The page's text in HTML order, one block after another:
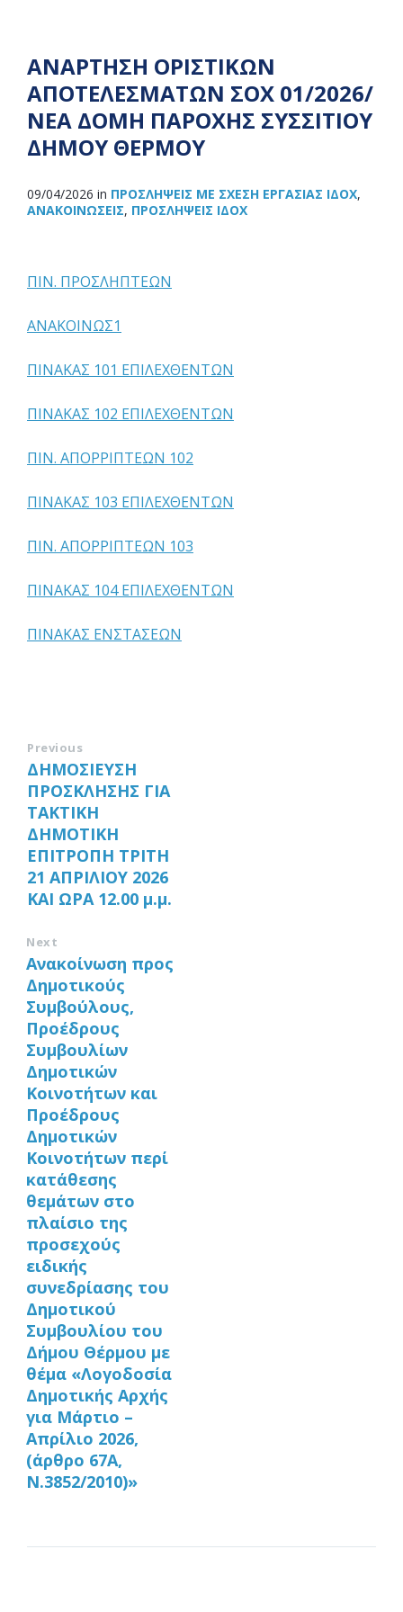
ΑΝΑΡΤΗΣΗ ΟΡΙΣΤΙΚΩΝ
ΑΠΟΤΕΛΕΣΜΑΤΩΝ ΣΟΧ 01/2026/
ΝΕΑ ΔΟΜΗ ΠΑΡΟΧΗΣ ΣΥΣΣΙΤΙΟΥ
ΔΗΜΟΥ ΘΕΡΜΟΥ
09/04/2026 in ΠΡΟΣΛΉΨΕΙΣ ΜΕ ΣΧΈΣΗ ΕΡΓΑΣΊΑΣ ΙΔΟΧ,
ΑΝΑΚOΙΝΏΣΕΙΣ, ΠΡΟΣΛΉΨΕΙΣ ΙΔΟΧ
ΠΙΝ. ΠΡΟΣΛΗΠΤΕΩΝ
ΑΝΑΚΟΙΝΩΣ1
ΠΙΝΑΚΑΣ 101 ΕΠΙΛΕΧΘΕΝΤΩΝ
ΠΙΝΑΚΑΣ 102 ΕΠΙΛΕΧΘΕΝΤΩΝ
ΠΙΝ. ΑΠΟΡΡΙΠΤΕΩΝ 102
ΠΙΝΑΚΑΣ 103 ΕΠΙΛΕΧΘΕΝΤΩΝ
ΠΙΝ. ΑΠΟΡΡΙΠΤΕΩΝ 103
ΠΙΝΑΚΑΣ 104 ΕΠΙΛΕΧΘΕΝΤΩΝ
ΠΙΝΑΚΑΣ ΕΝΣΤΑΣΕΩΝ
Previous
ΔΗΜΟΣΙΕΥΣΗ
ΠΡΟΣΚΛΗΣΗΣ ΓΙΑ
ΤΑΚΤΙΚΗ
ΔΗΜΟΤΙΚΗ
ΕΠΙΤΡΟΠΗ ΤΡΙΤΗ
21 ΑΠΡΙΛΙΟΥ 2026
ΚΑΙ ΩΡΑ 12.00 μ.μ.
Next
Ανακοίνωση προς
Δημοτικούς
Συμβούλους,
Προέδρους
Συμβουλίων
Δημοτικών
Κοινοτήτων και
Προέδρους
Δημοτικών
Κοινοτήτων περί
κατάθεσης
θεμάτων στο
πλαίσιο της
προσεχούς
ειδικής
συνεδρίασης του
Δημοτικού
Συμβουλίου του
Δήμου Θέρμου με
θέμα «Λογοδοσία
Δημοτικής Αρχής
για Μάρτιο –
Απρίλιο 2026,
(άρθρο 67Α,
Ν.3852/2010)»